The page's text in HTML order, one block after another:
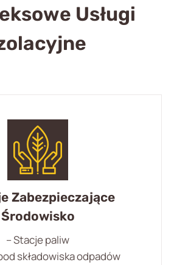
Usługi
Zabezpieczające
Środowisko
– Stacje paliw
składowiska odpadów